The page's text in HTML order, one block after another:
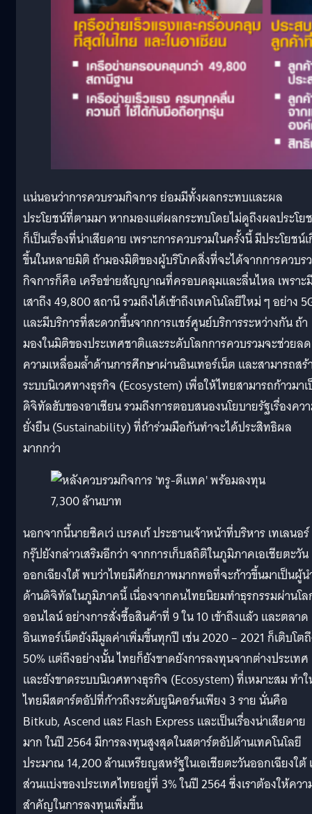
แน่นอนว่าการควบรวมกิจการ ย่อมมีทั้งผลกระทบและผล
ประโยชน์ที่ตามมา หากมองแต่ผลกระทบโดยไม่ดูถึงผลประโย
ก็เป็นเรื่องที่น่าเสียดาย เพราะการควบรวมในครั้งนี้ มีประโยชน์
ขึ้นในหลายมิติ ถ้ามองมิติของผู้บริโภคสิ่งที่จะได้จากการควบร
กิจการก็คือ เครือข่ายสัญญาณที่ครอบคลุมและลื่นไหล เพราะ
เสาถึง 49,800 สถานี รวมถึงได้เข้าถึงเทคโนโลยีใหม่ ๆ อย่าง
และมีบริการที่สะดวกขึ้นจากการแชร์ศูนย์บริการระหว่างกัน ถ้า
มองในมิติของประเทศชาติและระดับโลกการควบรวมจะช่วยลด
ความเหลื่อมล้ำด้านการศึกษาผ่านอินเทอร์เน็ต และสามารถสร้
ระบบนิเวศทางธุรกิจ (Ecosystem) เพื่อให้ไทยสามารถก้าวมา
ดิจิทัลฮับของอาเซียน รวมถึงการตอบสนองนโยบายรัฐเรื่องคว
ยั่งยืน (Sustainability) ที่ถ้าร่วมมือกันทำจะได้ประสิทธิผล
มากกว่า
นอกจากนี้นายซิคเว่ เบรคเก้ ประธานเจ้าหน้าที่บริหาร เทเลนอร์
กรุ๊ปยังกล่าวเสริมอีกว่า จากการเก็บสถิติในภูมิภาคเอเชียตะวัน
ออกเฉียงใต้ พบว่าไทยมีศักยภาพมากพอที่จะก้าวขึ้นมาเป็นผู้น
ด้านดิจิทัลในภูมิภาคนี้ เนื่องจากคนไทยนิยมทำธุรกรรมผ่านโ
ออนไลน์ อย่างการสั่งซื้อสินค้าที่ 9 ใน 10 เข้าถึงแล้ว และตลาด
อินเทอร์เน็ตยังมีมูลค่าเพิ่มขึ้นทุกปี เช่น 2020 – 2021 ก็เติบโต
50% แต่ถึงอย่างนั้น ไทยก็ยังขาดยังการลงทุนจากต่างประเทศ
และยังขาดระบบนิเวศทางธุรกิจ (Ecosystem) ที่เหมาะสม ทำ
ไทยมีสตาร์ตอัปที่ก้าวถึงระดับยูนิคอร์นเพียง 3 ราย นั่นคือ
Bitkub, Ascend และ Flash Express และเป็นเรื่องน่าเสียดาย
มาก ในปี 2564 มีการลงทุนสูงสุดในสตาร์ตอัปด้านเทคโนโลยี
ประมาณ 14,200 ล้านเหรียญสหรัฐในเอเชียตะวันออกเฉียงใต้
ส่วนแบ่งของประเทศไทยอยู่ที่ 3% ในปี 2564 ซึ่งเราต้องให้คว
สำคัญในการลงทุนเพิ่มขึ้น